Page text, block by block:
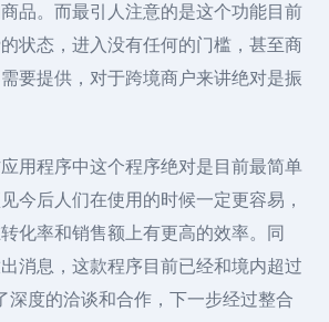
品。而最引人注意的是这个功能目前
状态，进入没有任何的门槛，甚至商
要提供，对于跨境商户来讲绝对是振
用程序中这个程序绝对是目前最简单
今后人们在使用的时候一定更容易，
化率和销售额上有更高的效率。同
消息，这款程序目前已经和境内超过
深度的洽谈和合作，下一步经过整合